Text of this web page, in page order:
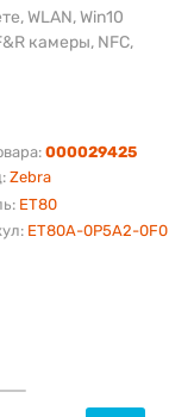
Zebra
ET80
000029425
ET80A-0P5A2-0F0
WLAN, Win10
камеры, NFC,